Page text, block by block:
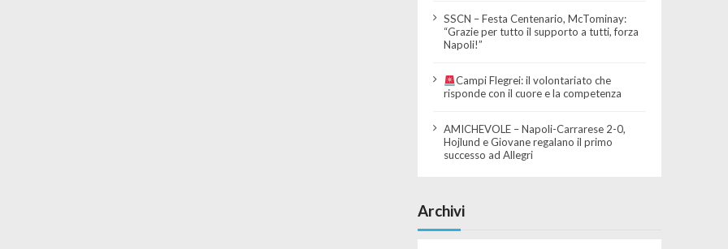
SSCN – Festa Centenario, McTominay:
“Grazie per tutto il supporto a tutti, forza
Napoli!”
Campi Flegrei: il volontariato che
risponde con il cuore e la competenza
AMICHEVOLE – Napoli-Carrarese 2-0,
Hojlund e Giovane regalano il primo
successo ad Allegri
Archivi